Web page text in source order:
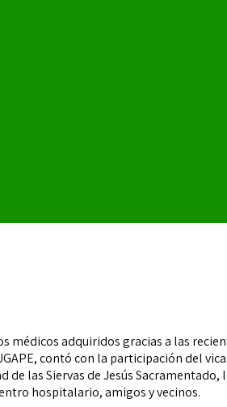
médicos adquiridos gracias a las
contó con la participación del
las Siervas de Jesús Sacramentado,
hospitalario, amigos y vecinos.